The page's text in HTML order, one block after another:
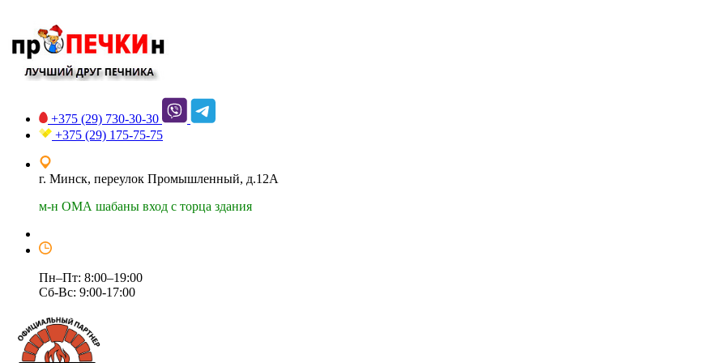
+375 (29) 730-30-30
+375 (29) 175-75-75
г. Минск, переулок Промышленный, д.12А
м-н ОМА шабаны вход с торца здания
Пн–Пт: 8:00–19:00
Сб-Вс: 9:00-17:00